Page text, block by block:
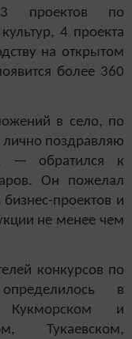
проектов по
4 проекта
на открытом
более 360
в село, по
лично поздравляю
— обратился к
Он пожелал
проектов и
не менее чем
конкурсов по
в
Кукморском и
Тукаевском,